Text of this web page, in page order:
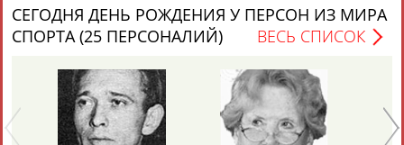
Разработка и поддержка ООО НАИТ «Стадион»
СЕГОДНЯ ДЕНЬ РОЖДЕНИЯ У ПЕРСОН ИЗ МИРА
СПОРТА (25 ПЕРСОНАЛИЙ)
ВЕСЬ СПИСОК